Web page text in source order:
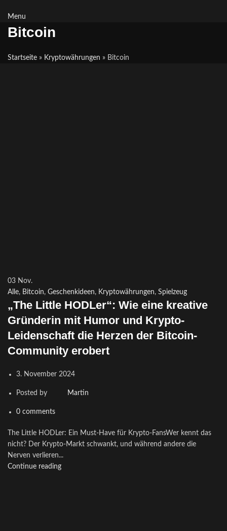
Menu
Bitcoin
Startseite » Kryptowährungen » Bitcoin
03 Nov.
Alle, Bitcoin, Geschenkideen, Kryptowährungen, Spielzeug
„The Little HODLer“: Wie eine kreative
Gründerin mit Humor und Krypto-
Leidenschaft die Herzen der Bitcoin-
Community erobert
3. November 2024
Posted by Martin
0 comments
The Little HODLer: Ein Must-Have für Krypto-FansWer kennt das
nicht? Der Krypto-Markt schwankt, und während andere die
Nerven verlieren...
Continue reading